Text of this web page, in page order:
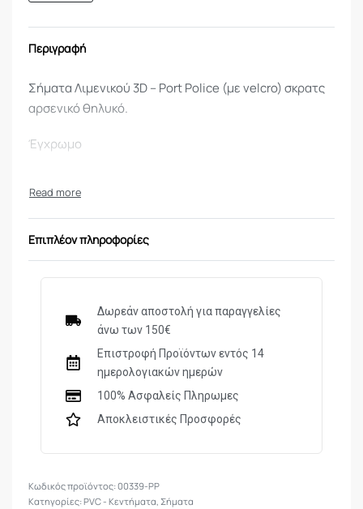
Περιγραφή
Σήματα Λιμενικού 3D – Port Police (με velcro) σκρατς
αρσενικό θηλυκό.
Έγχρωμο
Επιπλέον πληροφορίες
Δωρεάν αποστολή για παραγγελίες
άνω των 150€
Επιστροφή Προϊόντων εντός 14
ημερολογιακών ημερών
100% Ασφαλείς Πληρωμες
Αποκλειστικές Προσφορές
00339-PP
Κατηγορίες:PVC - Κεντήματα Σήματα